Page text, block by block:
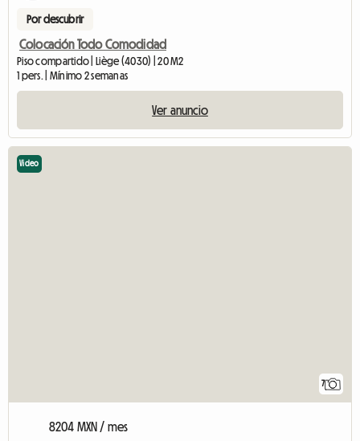
Por descubrir
Colocación Todo Comodidad
Piso compartido | Liège (4030) | 20 M2
1 pers. | Mínimo 2 semanas
Ver anuncio
7
Video
8204 MXN / mes